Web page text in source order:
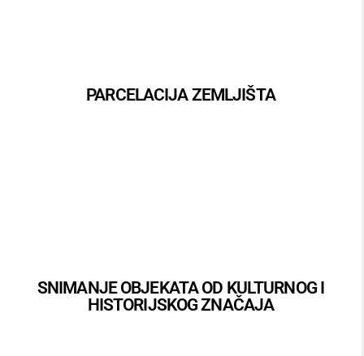
PARCELACIJA ZEMLJIŠTA
SNIMANJE OBJEKATA OD KULTURNOG I
HISTORIJSKOG ZNAČAJA